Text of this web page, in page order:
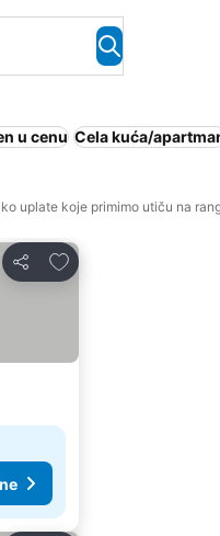
u cenu Cela kuća/
uplate koje primimo utiču na
Deli
Dodati u favorite